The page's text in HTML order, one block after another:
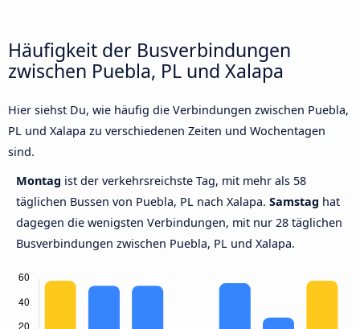
Häufigkeit der Busverbindungen
zwischen Puebla, PL und Xalapa
Hier siehst Du, wie häufig die Verbindungen zwischen Puebla,
PL und Xalapa zu verschiedenen Zeiten und Wochentagen
sind.
Montag ist der verkehrsreichste Tag, mit mehr als 58
täglichen Bussen von Puebla, PL nach Xalapa. Samstag hat
dagegen die wenigsten Verbindungen, mit nur 28 täglichen
Busverbindungen zwischen Puebla, PL und Xalapa.